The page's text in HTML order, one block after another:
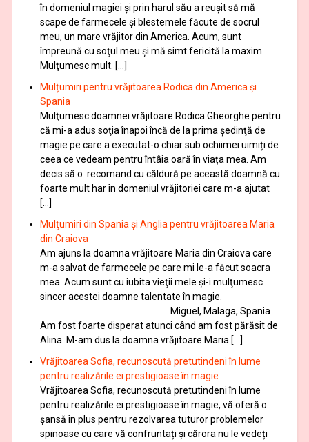
în domeniul magiei şi prin harul său a reuşit să mă
scape de farmecele şi blestemele făcute de socrul
meu, un mare vrăjitor din America. Acum, sunt
împreună cu soţul meu şi mă simt fericită la maxim.
Mulţumesc mult. […]
Mulțumiri pentru vrăjitoarea Rodica din America și
Spania
Mulţumesc doamnei vrăjitoare Rodica Gheorghe pentru
că mi-a adus soţia înapoi încă de la prima şedinţă de
magie pe care a executat-o chiar sub ochiimei uimiți de
ceea ce vedeam pentru întâia oară în viața mea. Am
decis să o recomand cu căldură pe această doamnă cu
foarte mult har în domeniul vrăjitoriei care m-a ajutat
[…]
Mulţumiri din Spania şi Anglia pentru vrăjitoarea Maria
din Craiova
Am ajuns la doamna vrăjitoare Maria din Craiova care
m-a salvat de farmecele pe care mi le-a făcut soacra
mea. Acum sunt cu iubita vieţii mele şi-i mulţumesc
sincer acestei doamne talentate în magie.
Miguel, Malaga, Spania
Am fost foarte disperat atunci când am fost părăsit de
Alina. M-am dus la doamna vrăjitoare Maria […]
Vrăjitoarea Sofia, recunoscută pretutindeni în lume
pentru realizările ei prestigioase în magie
Vrăjitoarea Sofia, recunoscută pretutindeni în lume
pentru realizările ei prestigioase în magie, vă oferă o
şansă în plus pentru rezolvarea tuturor problemelor
spinoase cu care vă confruntați și cărora nu le vedeți